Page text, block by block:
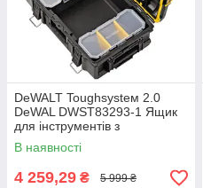
DeWALT Toughsysteм 2.0
DeWAL DWST83293-1 Ящик
для інструментів з
органайзером
В наявності
4 259,29 ₴ 5 999 ₴